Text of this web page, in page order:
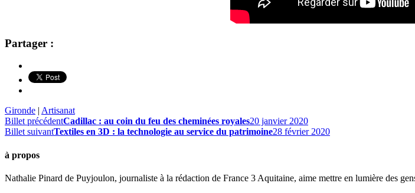
Partager :
Gironde | Artisanat
Billet précédentCadillac : au coin du feu des cheminées royales20 janvier 2020
Billet suivantTextiles en 3D : la technologie au service du patrimoine28 février 2020
à propos
Nathalie Pinard de Puyjoulon, journaliste à la rédaction de France 3 Aquitaine, aime mettre en lumière des